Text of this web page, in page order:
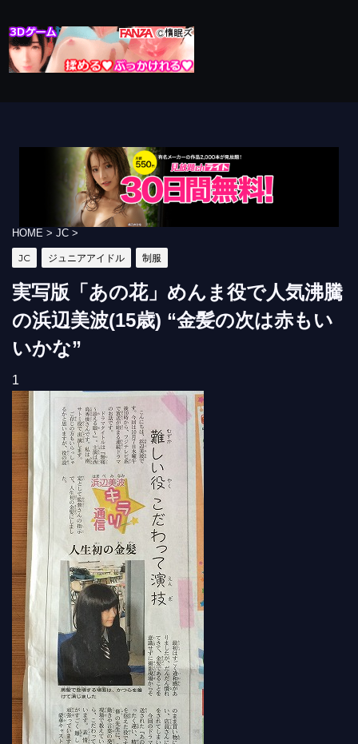
HOME > JC >
JC ジュニアアイドル 制服
実写版「あの花」めんま役で人気沸騰
の浜辺美波(15歳) “金髪の次は赤もい
いかな”
1